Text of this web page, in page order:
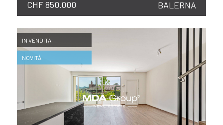
CHF 850.000 BALERNA
IN VENDITA
NOVITÀ